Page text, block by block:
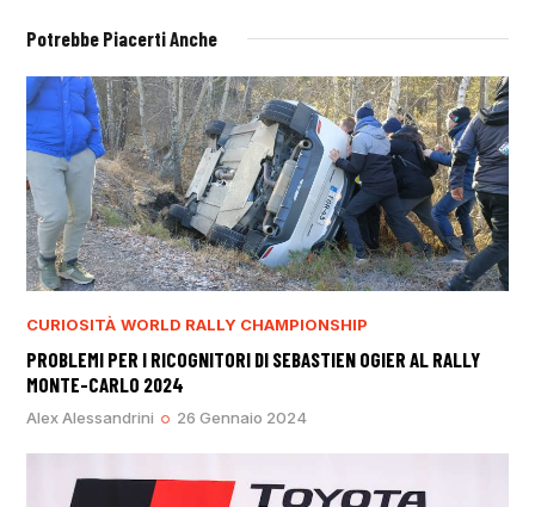
Potrebbe Piacerti Anche
CURIOSITÀ WORLD RALLY CHAMPIONSHIP
PROBLEMI PER I RICOGNITORI DI SEBASTIEN OGIER AL RALLY
MONTE-CARLO 2024
Alex Alessandrini 26 Gennaio 2024